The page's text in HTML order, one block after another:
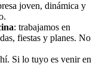
joven, dinámica y
: trabajamos en
fiestas y planes. No
Si lo tuyo es venir en